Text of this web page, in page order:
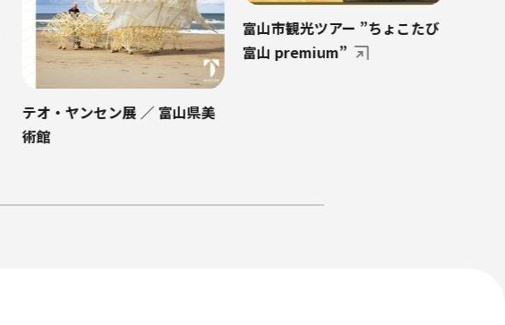
富山市観光ツアー ”ちょこたび
富山 premium”
はじめての富山市